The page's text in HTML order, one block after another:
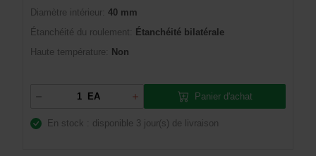
Diamètre intérieur: 40 mm
Étanchéité du roulement:
Étanchéité bilatérale
Haute température:
Non
EA Panier d'achat
En stock : disponible 3 jour(s) de livraison